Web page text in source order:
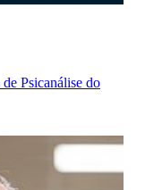
Psicanálise do